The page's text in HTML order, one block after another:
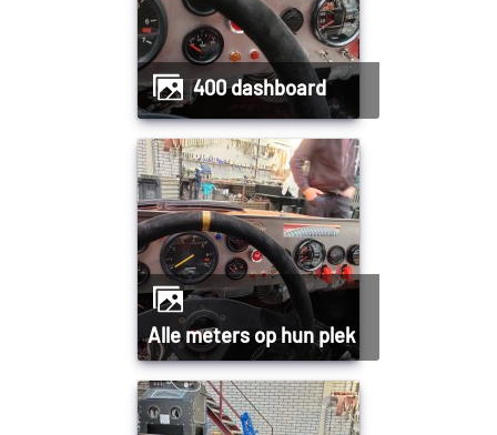
400 dashboard
Alle meters op hun plek